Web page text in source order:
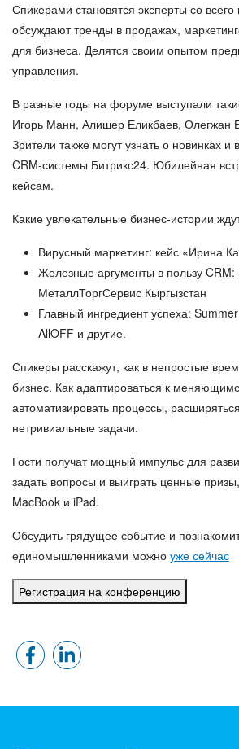
Спикерами становятся эксперты со
обсуждают тренды в продажах,
для бизнеса. Делятся своим опытом
управления.
В разные годы на форуме выступали
Игорь Манн, Алишер Еликбаев, Олегжан
Зрители также могут узнать о новинках
CRM-системы Битрикс24. Юбилейная
кейсам.
Какие увлекательные бизнес-истории
Вирусный маркетинг: кейс «Ирина
Железные аргументы в пользу CRM:
МеталлТоргСервис Кыргызстан
Главный ингредиент успеха:
AllOFF и другие.
Спикеры расскажут, как в непростые
бизнес. Как адаптироваться к
автоматизировать процессы,
нетривиальные задачи.
Гости получат мощный импульс для
задать вопросы и выиграть ценные
MacBook и iPad.
Обсудить грядущее событие и
единомышленниками можно уже сейчас
Регистрация на конференцию